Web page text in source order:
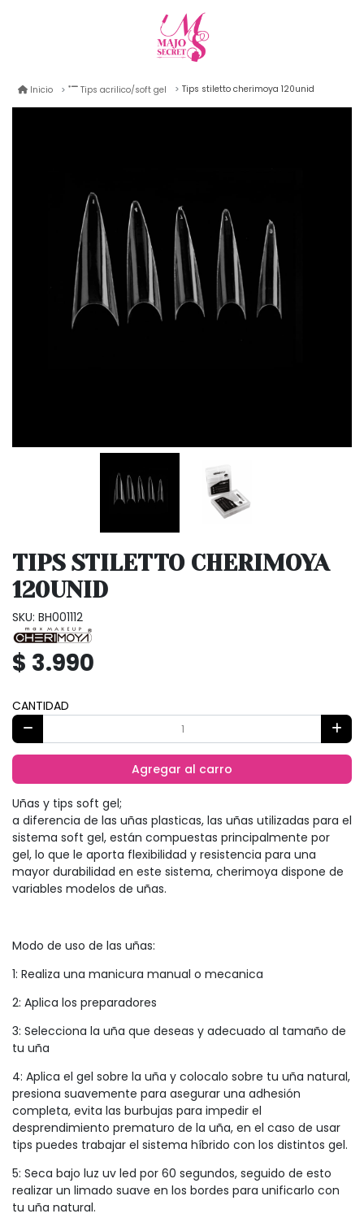
Inicio Tips acrilico/soft gel Tips stiletto cherimoya 120unid
TIPS STILETTO CHERIMOYA
120UNID
SKU: BH001112
$ 3.990
CANTIDAD
Agregar al carro
Uñas y tips soft gel;
a diferencia de las uñas plasticas, las uñas utilizadas para el
sistema soft gel, están compuestas principalmente por
gel, lo que le aporta flexibilidad y resistencia para una
mayor durabilidad en este sistema, cherimoya dispone de
variables modelos de uñas.
Modo de uso de las uñas:
1: Realiza una manicura manual o mecanica
2: Aplica los preparadores
3: Selecciona la uña que deseas y adecuado al tamaño de
tu uña
4: Aplica el gel sobre la uña y colocalo sobre tu uña natural,
presiona suavemente para asegurar una adhesión
completa, evita las burbujas para impedir el
desprendimiento prematuro de la uña, en el caso de usar
tips puedes trabajar el sistema híbrido con los distintos gel.
5: Seca bajo luz uv led por 60 segundos, seguido de esto
realizar un limado suave en los bordes para unificarlo con
tu uña natural.